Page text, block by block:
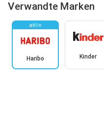
Verwandte Marken
aktiv
Haribo Kinder